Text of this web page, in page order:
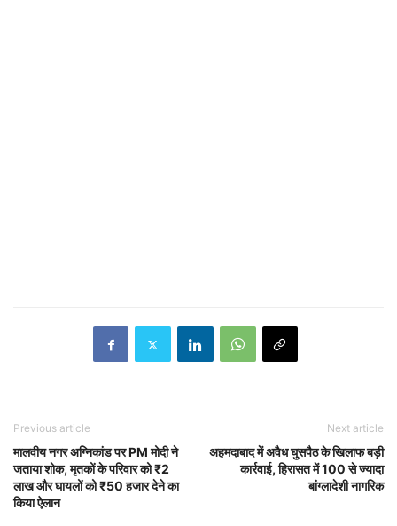
Previous article
मालवीय नगर अग्निकांड पर PM मोदी ने
जताया शोक, मृतकों के परिवार को ₹2
लाख और घायलों को ₹50 हजार देने का
किया ऐलान
Next article
अहमदाबाद में अवैध घुसपैठ के खिलाफ बड़ी
कार्रवाई, हिरासत में 100 से ज्यादा
बांग्लादेशी नागरिक